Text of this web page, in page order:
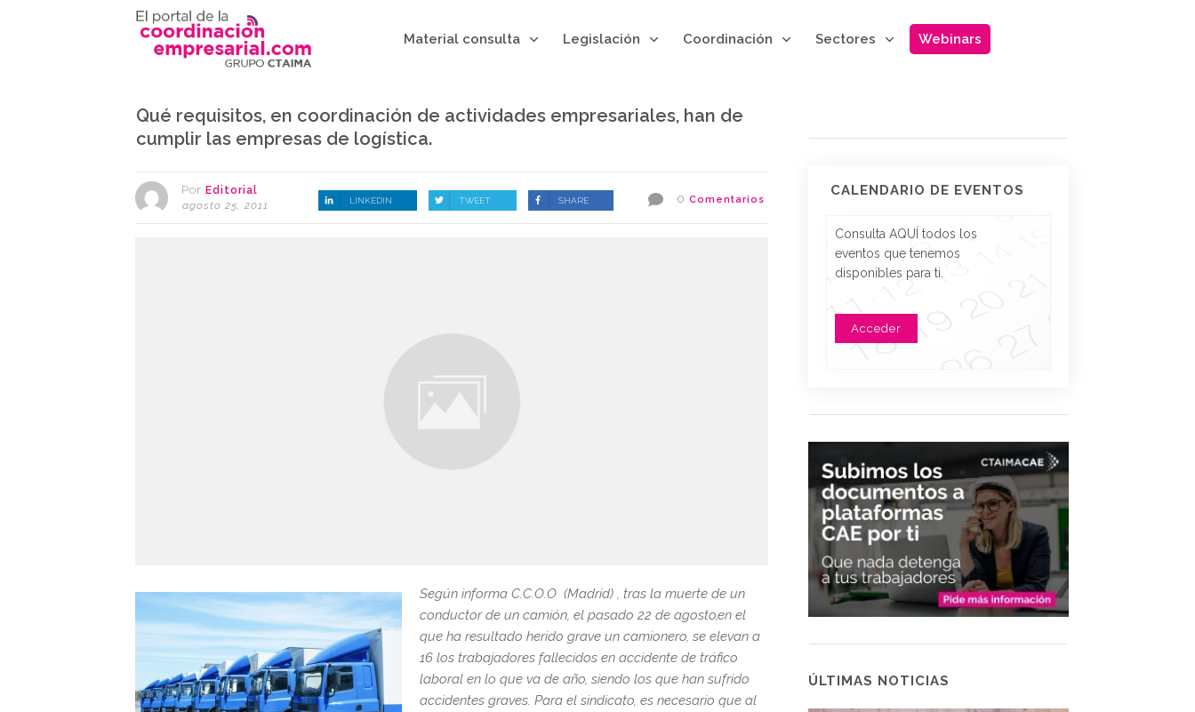
Material consulta Legislación Coordinación Sectores Webinars
Qué requisitos, en coordinación de actividades empresariales, han de
cumplir las empresas de logística.
Por Editorial
agosto 25, 2011
LINKEDIN TWEET SHARE 0 Comentarios
Según informa C.C.O.O (Madrid) , tras la muerte de un
conductor de un camión, el pasado 22 de agosto,en el
que ha resultado herido grave un camionero, se elevan a
16 los trabajadores fallecidos en accidente de tráfico
laboral en lo que va de año, siendo los que han sufrido
accidentes graves. Para el sindicato, es necesario que al
CALENDARIO DE EVENTOS
Consulta AQUÍ todos los
eventos que tenemos
disponibles para ti.
Acceder
ÚLTIMAS NOTICIAS